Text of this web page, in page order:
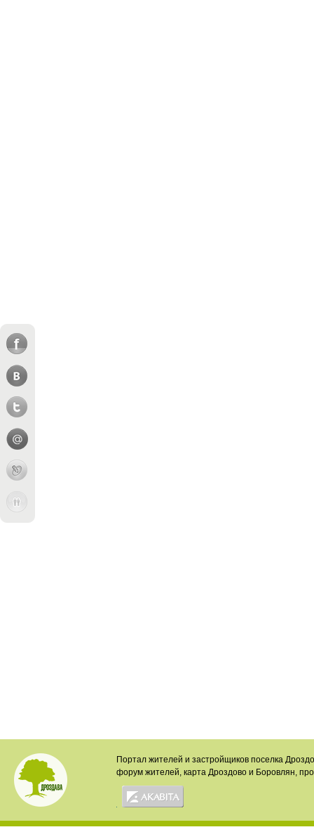
Портал жителей и застройщиков поселка
форум жителей, карта Дроздово и Боровлян,